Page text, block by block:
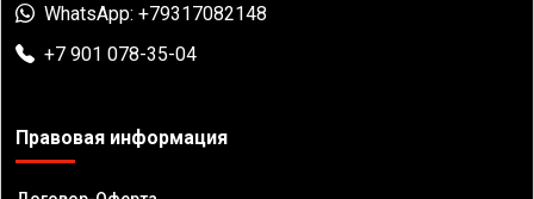
WhatsApp: +79317082148
+7 901 078-35-04
Правовая информация